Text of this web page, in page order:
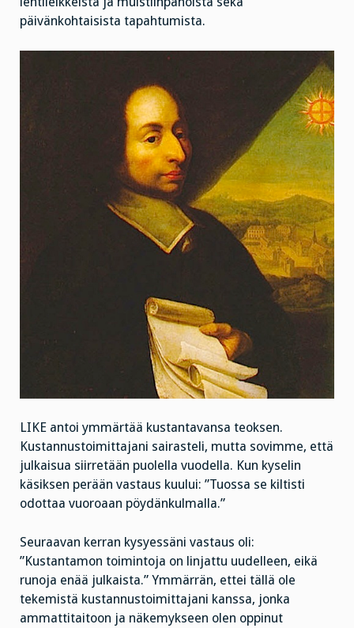
päivänkohtaisista tapahtumista.
LIKE antoi ymmärtää kustantavansa teoksen.
Kustannustoimittajani sairasteli, mutta sovimme, että
julkaisua siirretään puolella vuodella. Kun kyselin
käsiksen perään vastaus kuului: ”Tuossa se kiltisti
odottaa vuoroaan pöydänkulmalla.”
Seuraavan kerran kysyessäni vastaus oli:
”Kustantamon toimintoja on linjattu uudelleen, eikä
runoja enää julkaista.” Ymmärrän, ettei tällä ole
tekemistä kustannustoimittajani kanssa, jonka
ammattitaitoon ja näkemykseen olen oppinut